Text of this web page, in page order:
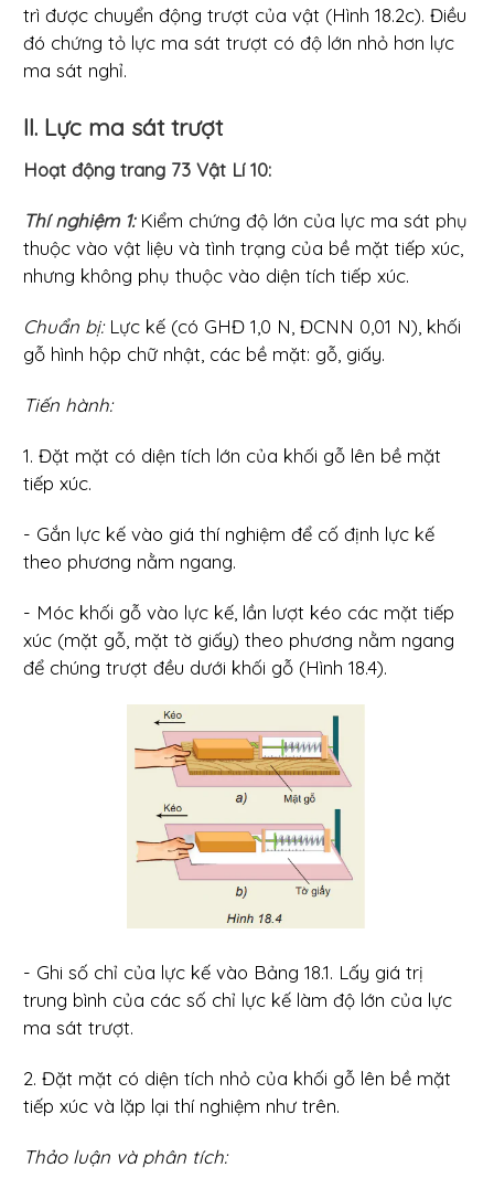
trì được chuyển động trượt của vật (Hình 18.2c). Điều
đó chứng tỏ lực ma sát trượt có độ lớn nhỏ hơn lực
ma sát nghỉ.
II. Lực ma sát trượt
Hoạt động trang 73 Vật Lí 10:
Thí nghiệm 1:Kiểm chứng độ lớn của lực ma sát phụ
thuộc vào vật liệu và tình trạng của bề mặt tiếp xúc,
nhưng không phụ thuộc vào diện tích tiếp xúc.
Chuẩn bị: Lực kế (có GHĐ 1,0 N, ĐCNN 0,01 N), khối
gỗ hình hộp chữ nhật, các bề mặt: gỗ, giấy.
Tiến hành:
1. Đặt mặt có diện tích lớn của khối gỗ lên bề mặt
tiếp xúc.
- Gắn lực kế vào giá thí nghiệm để cố định lực kế
theo phương nằm ngang.
- Móc khối gỗ vào lực kế, lần lượt kéo các mặt tiếp
xúc (mặt gỗ, mặt tờ giấy) theo phương nằm ngang
để chúng trượt đều dưới khối gỗ (Hình 18.4).
- Ghi số chỉ của lực kế vào Bảng 18.1. Lấy giá trị
trung bình của các số chỉ lực kế làm độ lớn của lực
ma sát trượt.
2. Đặt mặt có diện tích nhỏ của khối gỗ lên bề mặt
tiếp xúc và lặp lại thí nghiệm như trên.
Thảo luận và phân tích: